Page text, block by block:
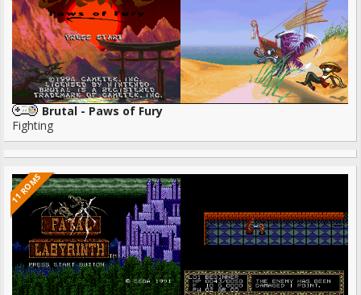
Brutal - Paws of Fury
Fighting
11 ROMS